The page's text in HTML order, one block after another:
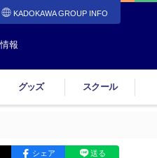
KADOKAWA GROUP INFO
報
グッズ スクール
シェア 送る